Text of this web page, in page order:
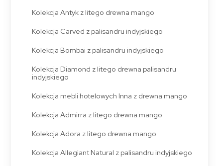
Kolekcja Antyk z litego drewna mango
Kolekcja Carved z palisandru indyjskiego
Kolekcja Bombai z palisandru indyjskiego
Kolekcja Diamond z litego drewna palisandru
indyjskiego
Kolekcja mebli hotelowych Inna z drewna mango
Kolekcja Admirra z litego drewna mango
Kolekcja Adora z litego drewna mango
Kolekcja Allegiant Natural z palisandru indyjskiego